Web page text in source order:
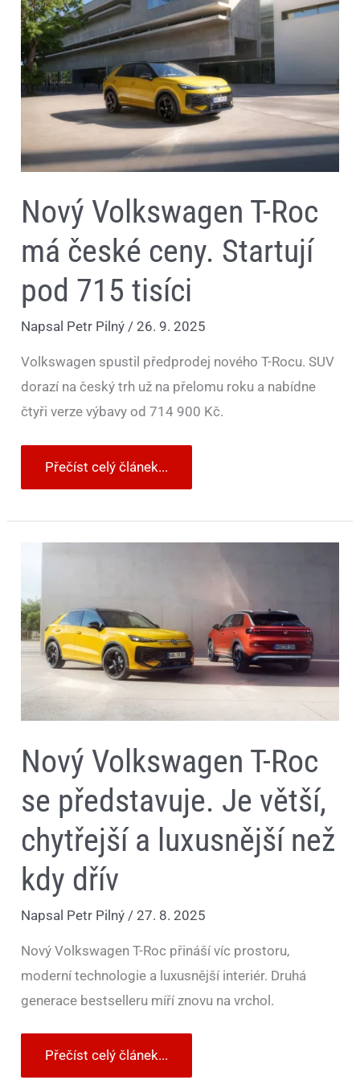
Nový Volkswagen T-Roc
má české ceny. Startují
pod 715 tisíci
Napsal Petr Pilný/26. 9. 2025
Volkswagen spustil předprodej nového T-Rocu. SUV
dorazí na český trh už na přelomu roku a nabídne
čtyři verze výbavy od 714 900 Kč.
české
ceny.
Startují
pod
715
tisíci
Přečíst celý článek...
Nový Volkswagen T-Roc
se představuje. Je větší,
chytřejší a luxusnější než
kdy dřív
Napsal Petr Pilný /27. 8. 2025
Nový Volkswagen T-Roc přináší víc prostoru,
moderní technologie a luxusnější interiér. Druhá
generace bestselleru míří znovu na vrchol.
Nový
představuje.
Je
větší,
chytřejší
a
luxusnější
než
kdy
dřív
Přečíst celý článek...